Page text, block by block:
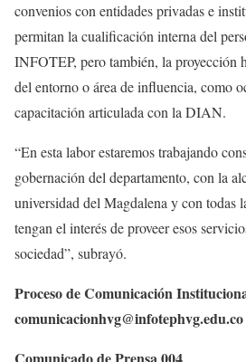
convenios con entidades privadas e
permitan la cualificación interna del
INFOTEP, pero también, la proyección
del entorno o área de influencia, como
capacitación articulada con la DIAN.
“En esta labor estaremos trabajando
gobernación del departamento, con la
universidad del Magdalena y con todas
tengan el interés de proveer esos
sociedad”, subrayó.
Proceso de Comunicación
comunicacionhvg@infotephvg.edu.co